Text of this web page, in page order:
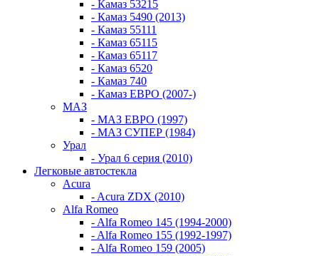
- Камаз 53215
- Камаз 5490 (2013)
- Камаз 55111
- Камаз 65115
- Камаз 65117
- Камаз 6520
- Камаз 740
- Камаз ЕВРО (2007-)
МАЗ
- МАЗ ЕВРО (1997)
- МАЗ СУПЕР (1984)
Урал
- Урал 6 серия (2010)
Легковые автостекла
Acura
- Acura ZDX (2010)
Alfa Romeo
- Alfa Romeo 145 (1994-2000)
- Alfa Romeo 155 (1992-1997)
- Alfa Romeo 159 (2005)